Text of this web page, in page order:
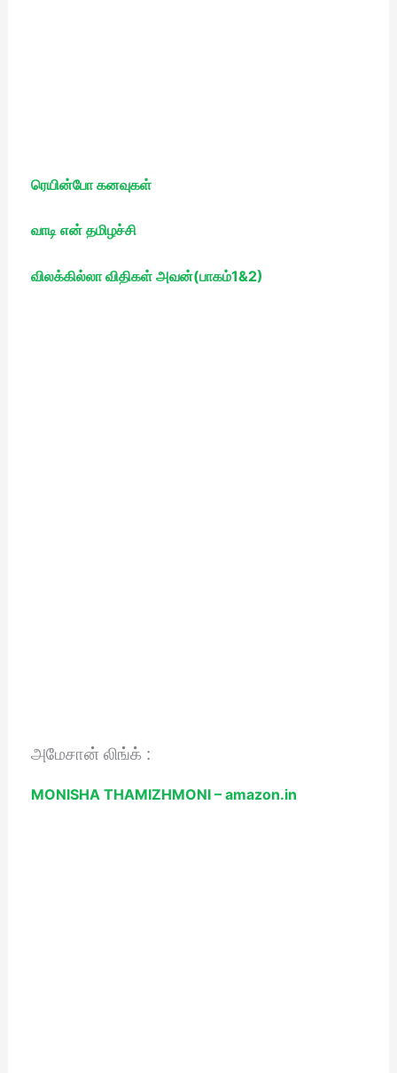
ரெயின்போ கனவுகள்
வாடி என் தமிழச்சி
விலக்கில்லா விதிகள் அவன்(பாகம்1&2)
அமேசான் லிங்க் :
MONISHA THAMIZHMONI – amazon.in